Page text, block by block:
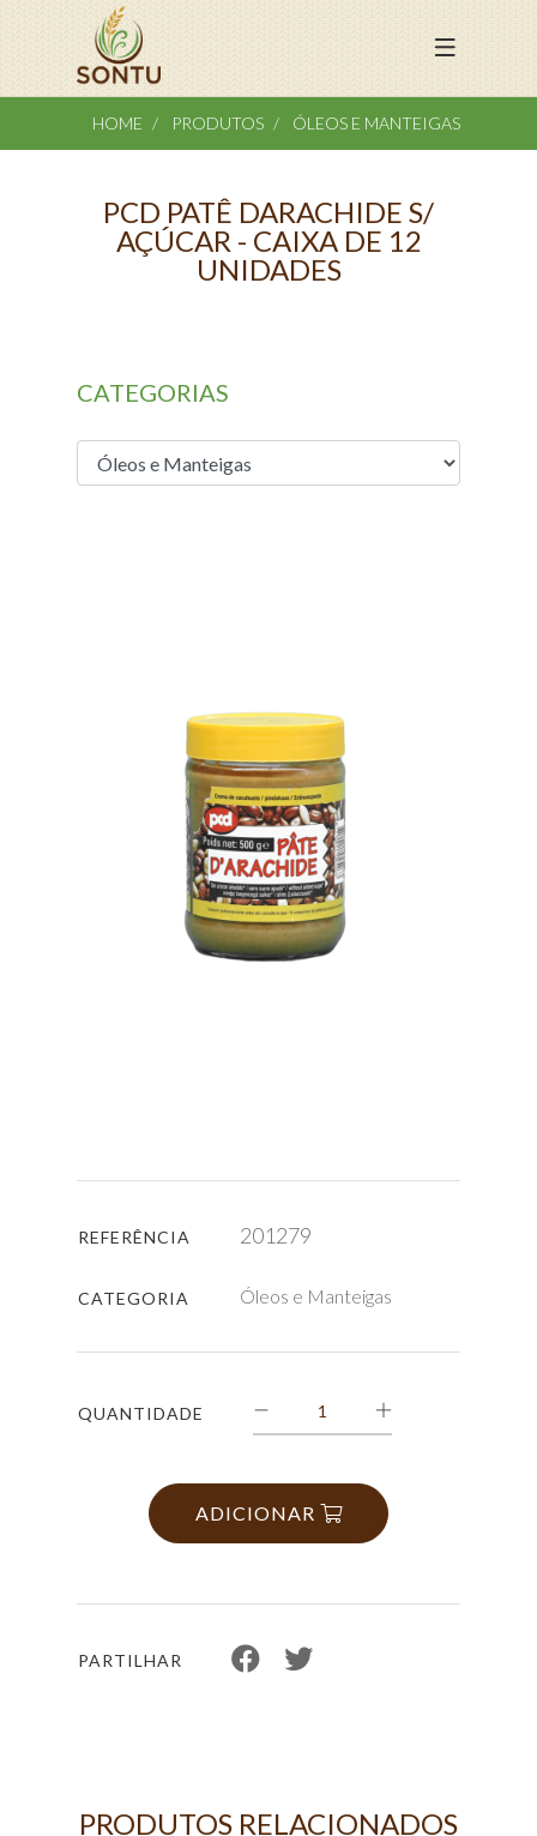
HOME PRODUTOS ÓLEOS E MANTEIGAS
PCD PATÊ DARACHIDE S/
AÇÚCAR - CAIXA DE 12
UNIDADES
CATEGORIAS
REFERÊNCIA 201279
CATEGORIA Óleos e Manteigas
QUANTIDADE
ADICIONAR
PARTILHAR
PRODUTOS RELACIONADOS